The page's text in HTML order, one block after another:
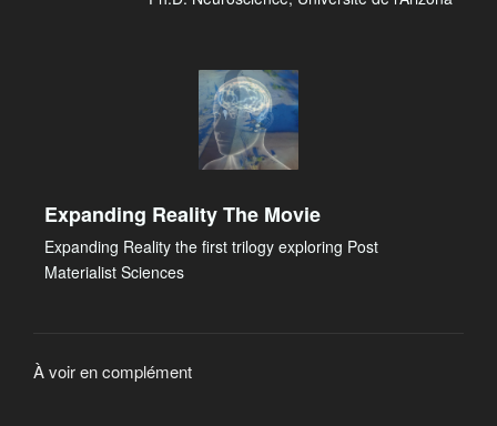
Expanding Reality The Movie
Expanding Reality the first trilogy exploring Post
Materialist Sciences
À voir en complément